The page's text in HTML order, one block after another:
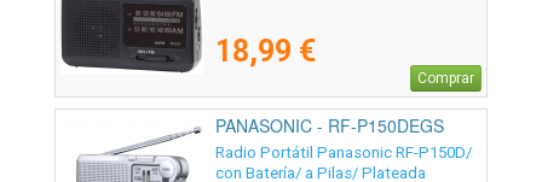
18,99 €
Comprar
PANASONIC - RF-P150DEGS
Radio Portátil Panasonic RF-P150D/
con Batería/ a Pilas/ Plateada